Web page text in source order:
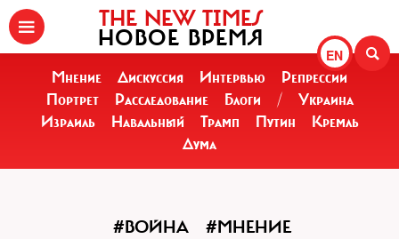
EN
THE NEW TIMES
НОВОЕ ВРЕМЯ
Мнение Дискуссия Интервью
Репрессии
Портрет
Расследование Блоги /
Украина
Израиль
Навальный Трамп Путин
Кремль
Дума
#ВОЙНА #МНЕНИЕ